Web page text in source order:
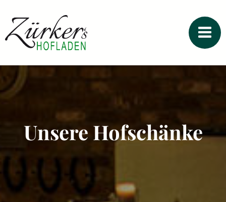
Unsere Hofschänke